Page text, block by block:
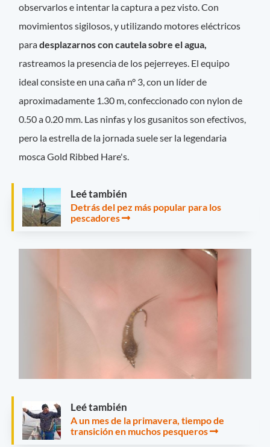
observarlos e intentar la captura a pez visto. Con
movimientos sigilosos, y utilizando motores eléctricos
paradesplazarnos con cautela sobre el agua,
rastreamos la presencia de los pejerreyes. El equipo
ideal consiste en una caña n° 3, con un líder de
aproximadamente 1.30 m, confeccionado con nylon de
0.50 a 0.20 mm. Las ninfas y los gusanitos son efectivos,
pero la estrella de la jornada suele ser la legendaria
mosca Gold Ribbed Hare's.
Leé también
Detrás del pez más popular para los
pescadores
Leé también
A un mes de la primavera, tiempo de
transición en muchos pesqueros